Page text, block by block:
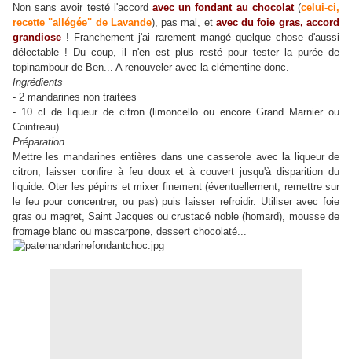
Non sans avoir testé l'accord avec un fondant au chocolat(celui-ci,
recette "allégée" de Lavande), pas mal, et avec du foie gras, accord
grandiose ! Franchement j'ai rarement mangé quelque chose d'aussi
délectable ! Du coup, il n'en est plus resté pour tester la purée de
topinambour de Ben... A renouveler avec la clémentine donc.
Ingrédients
- 2 mandarines non traitées
- 10 cl de liqueur de citron (limoncello ou encore Grand Marnier ou
Cointreau)
Préparation
Mettre les mandarines entières dans une casserole avec la liqueur de
citron, laisser confire à feu doux et à couvert jusqu'à disparition du
liquide. Oter les pépins et mixer finement (éventuellement, remettre sur
le feu pour concentrer, ou pas) puis laisser refroidir. Utiliser avec foie
gras ou magret, Saint Jacques ou crustacé noble (homard), mousse de
fromage blanc ou mascarpone, dessert chocolaté...